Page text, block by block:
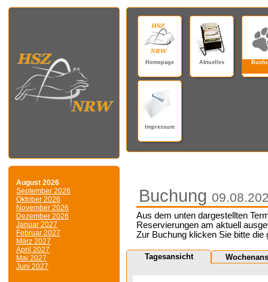
August 2026
September 2026
Oktober 2026
November 2026
Dezember 2026
Januar 2027
Februar 2027
März 2027
April 2027
Mai 2027
Juni 2027
Homepage Aktuelles
Impressum
Buchung
Aus dem unten dargestellten
Reservierungen am aktuell
Zur Buchung klicken Sie bitte die
Tagesansicht